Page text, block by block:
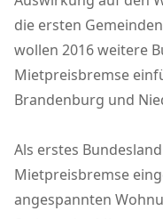
die ersten
wollen 2016 weitere
Mietpreisbremse
Brandenburg und
Als erstes
Mietpreisbremse
angespannten